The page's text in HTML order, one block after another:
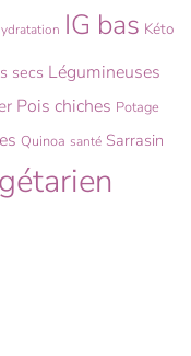
IG bas Kéto
secs Légumineuses
Pois chiches Potage
Quinoa santé Sarrasin